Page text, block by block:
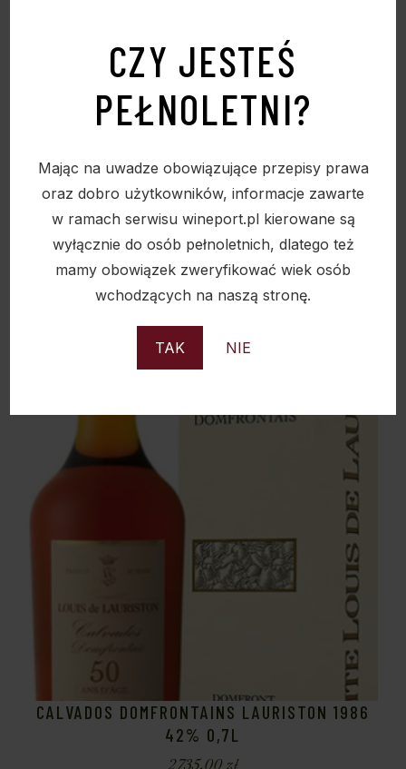
CZY JESTEŚ
PEŁNOLETNI?
Mając na uwadze obowiązujące przepisy prawa
oraz dobro użytkowników, informacje zawarte
w ramach serwisu wineport.pl kierowane są
wyłącznie do osób pełnoletnich, dlatego też
mamy obowiązek zweryfikować wiek osób
wchodzących na naszą stronę.
TAK NIE
CALVADOS DOMFRONTAINS LAURISTON 20 YO
42% 0.7L
555,00zł
CALVADOS DOMFRONTAINS LAURISTON 1986
42% 0,7L
2735,00zł